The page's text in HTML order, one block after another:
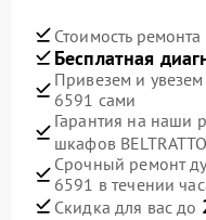
Стоимость ремонта
Бесплатная
Привезем и
6591 сами
Гарантия на наши
шкафов
Срочный ремонт
6591 в течении
Скидка для вас до